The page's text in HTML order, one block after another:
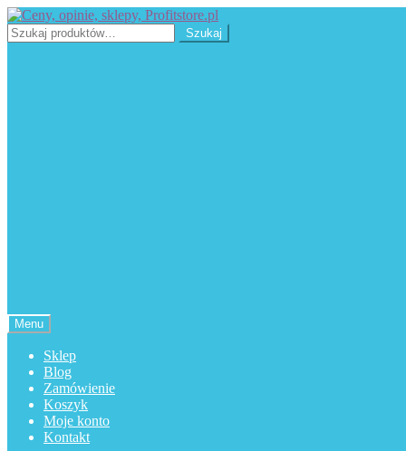
Przejdź
do
nawigacji
Przejdź
do
treści
Szukaj: Szukaj
Menu
Sklep
Blog
Zamówienie
Koszyk
Moje konto
Kontakt